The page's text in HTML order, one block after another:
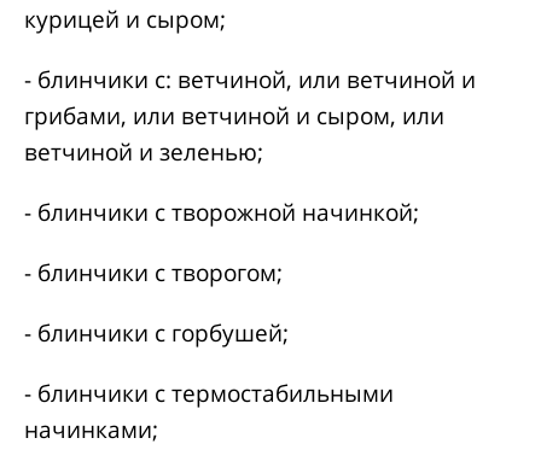
курицей и сыром;
- блинчики с: ветчиной, или ветчиной и
грибами, или ветчиной и сыром, или
ветчиной и зеленью;
- блинчики с творожной начинкой;
- блинчики с творогом;
- блинчики с горбушей;
- блинчики с термостабильными
начинками;